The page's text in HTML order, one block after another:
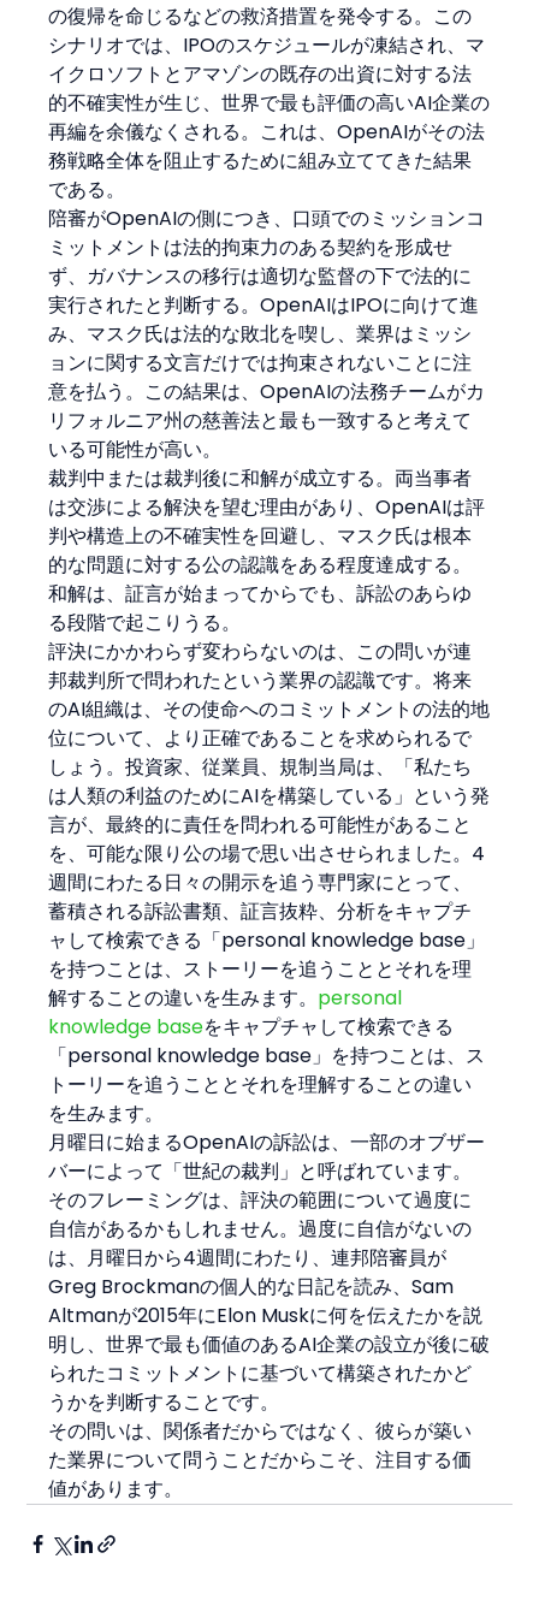
の復帰を命じるなどの救済措置を発令する。この
シナリオでは、IPOのスケジュールが凍結され、マ
イクロソフトとアマゾンの既存の出資に対する法
的不確実性が生じ、世界で最も評価の高いAI企業の
再編を余儀なくされる。これは、OpenAIがその法
務戦略全体を阻止するために組み立ててきた結果
である。
陪審がOpenAIの側につき、口頭でのミッションコ
ミットメントは法的拘束力のある契約を形成せ
ず、ガバナンスの移行は適切な監督の下で法的に
実行されたと判断する。OpenAIはIPOに向けて進
み、マスク氏は法的な敗北を喫し、業界はミッシ
ョンに関する文言だけでは拘束されないことに注
意を払う。この結果は、OpenAIの法務チームがカ
リフォルニア州の慈善法と最も一致すると考えて
いる可能性が高い。
裁判中または裁判後に和解が成立する。両当事者
は交渉による解決を望む理由があり、OpenAIは評
判や構造上の不確実性を回避し、マスク氏は根本
的な問題に対する公の認識をある程度達成する。
和解は、証言が始まってからでも、訴訟のあらゆ
る段階で起こりうる。
評決にかかわらず変わらないのは、この問いが連
邦裁判所で問われたという業界の認識です。将来
のAI組織は、その使命へのコミットメントの法的地
位について、より正確であることを求められるで
しょう。投資家、従業員、規制当局は、「私たち
は人類の利益のためにAIを構築している」という発
言が、最終的に責任を問われる可能性があること
を、可能な限り公の場で思い出させられました。4
週間にわたる日々の開示を追う専門家にとって、
蓄積される訴訟書類、証言抜粋、分析をキャプチ
ャして検索できる「personal knowledge base」
を持つことは、ストーリーを追うこととそれを理
解することの違いを生みます。 personal
knowledge baseをキャプチャして検索できる
「personal knowledge base」を持つことは、ス
トーリーを追うこととそれを理解することの違い
を生みます。
月曜日に始まるOpenAIの訴訟は、一部のオブザー
バーによって「世紀の裁判」と呼ばれています。
そのフレーミングは、評決の範囲について過度に
自信があるかもしれません。過度に自信がないの
は、月曜日から4週間にわたり、連邦陪審員が
Greg Brockmanの個人的な日記を読み、Sam
Altmanが2015年にElon Muskに何を伝えたかを説
明し、世界で最も価値のあるAI企業の設立が後に破
られたコミットメントに基づいて構築されたかど
うかを判断することです。
その問いは、関係者だからではなく、彼らが築い
た業界について問うことだからこそ、注目する価
値があります。